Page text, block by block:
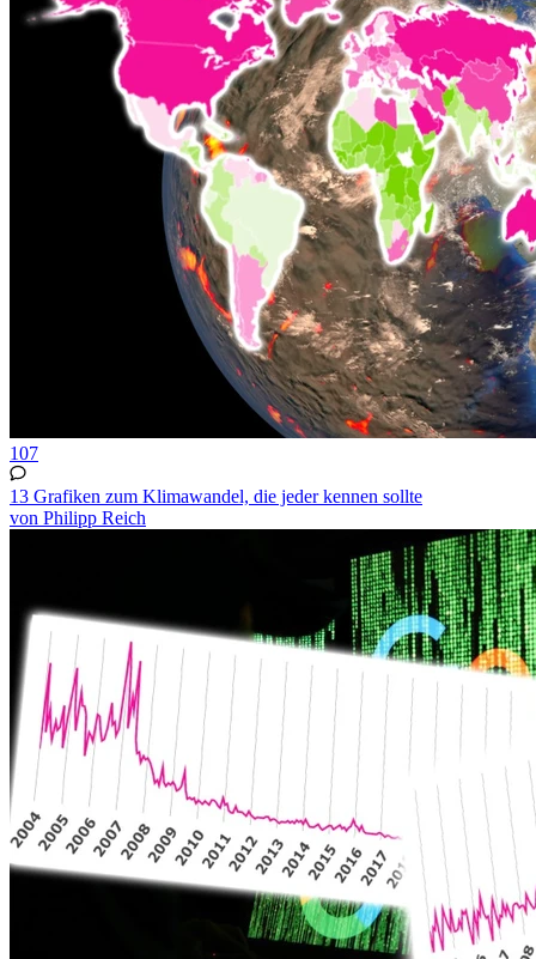
107
13 Grafiken zum Klimawandel, die jeder kennen sollte
von Philipp Reich